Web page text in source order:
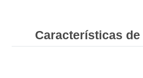
Características